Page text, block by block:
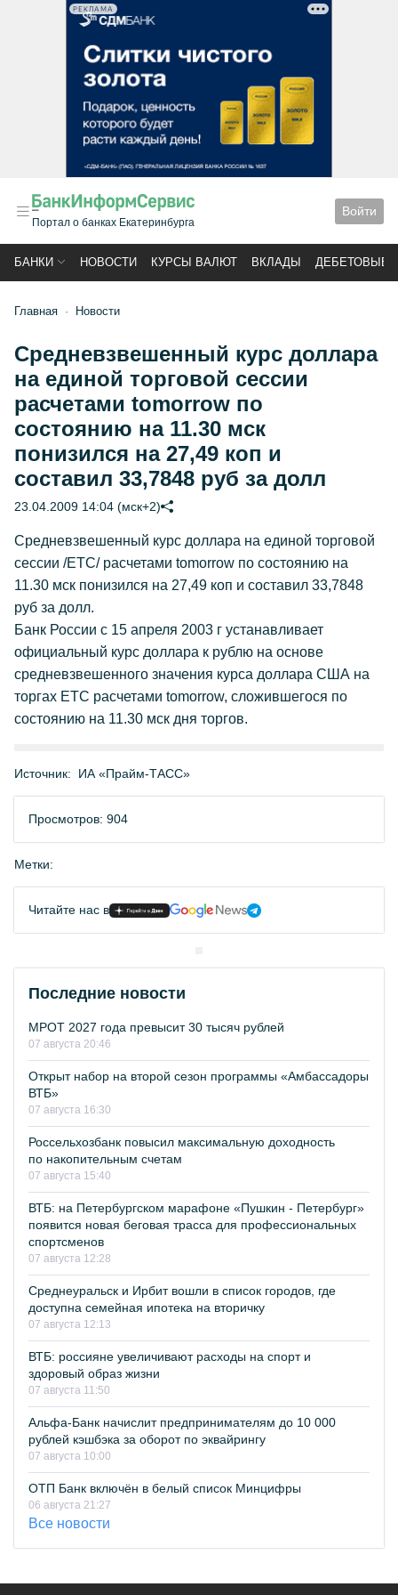
РЕКЛАМА
Портал о банках Екатеринбурга
Войти
БАНКИ НОВОСТИ КУРСЫ ВАЛЮТ ВКЛАДЫ ДЕБЕТОВЫЕ
Главная Новости
Средневзвешенный курс доллара
на единой торговой сессии
расчетами tomorrow по
состоянию на 11.30 мск
понизился на 27,49 коп и
составил 33,7848 руб за долл
23.04.2009 14:04 (мск+2)
Средневзвешенный курс доллара на единой торговой
сессии /ЕТС/ расчетами tomorrow по состоянию на
11.30 мск понизился на 27,49 коп и составил 33,7848
руб за долл.
Банк России с 15 апреля 2003 г устанавливает
официальный курс доллара к рублю на основе
средневзвешенного значения курса доллара США на
торгах ETC расчетами tomorrow, сложившегося по
состоянию на 11.30 мск дня торгов.
Источник: ИА «Прайм-ТАСС»
Просмотров: 904
Метки:
Читайте нас в
Последние новости
МРОТ 2027 года превысит 30 тысяч рублей
07 августа 20:46
Открыт набор на второй сезон программы «Амбассадоры
ВТБ»
07 августа 16:30
Россельхозбанк повысил максимальную доходность
по накопительным счетам
07 августа 15:40
ВТБ: на Петербургском марафоне «Пушкин - Петербург»
появится новая беговая трасса для профессиональных
спортсменов
07 августа 12:28
Среднеуральск и Ирбит вошли в список городов, где
доступна семейная ипотека на вторичку
07 августа 12:13
ВТБ: россияне увеличивают расходы на спорт и
здоровый образ жизни
07 августа 11:50
Альфа-Банк начислит предпринимателям до 10 000
рублей кэшбэка за оборот по эквайрингу
07 августа 10:00
ОТП Банк включён в белый список Минцифры
06 августа 21:27
Все новости